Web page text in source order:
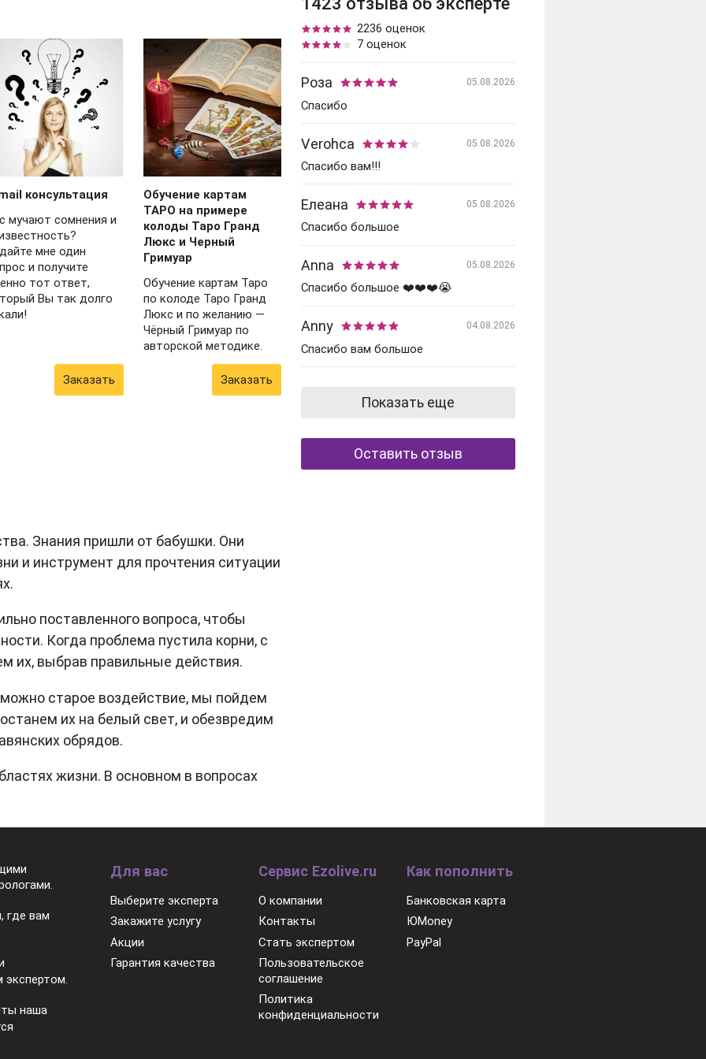
консультация
мучают сомнения и
мне один
и получите
тот ответ,
Вы так долго
Заказать
Обучение картам
ТАРО на примере
колоды Таро Гранд
Люкс и Черный
Гримуар
Обучение картам Таро
по колоде Таро Гранд
Люкс и по желанию —
Чёрный Гримуар по
авторской методике.
Заказать
Знания пришли от бабушки. Они
и инструмент для прочтения ситуации
поставленного вопроса, чтобы
Когда проблема пустила корни, с
их, выбрав правильные действия.
старое воздействие, мы пойдем
их на белый свет, и обезвредим
обрядов.
жизни. В основном в вопросах
2236 оценок
7 оценок
Роза 05.08.2026
Спасибо
Verohca 05.08.2026
Спасибо вам!!!
Елеана 05.08.2026
Спасибо большое
Anna 05.08.2026
Спасибо большое ❤️❤️❤️😭
Anny 04.08.2026
Спасибо вам большое
Показать еще
Оставить отзыв
где вам
экспертом.
наша
Для вас
Выберите эксперта
Закажите услугу
Акции
Гарантия качества
Сервис Ezolive.ru
О компании
Контакты
Стать экспертом
Пользовательское
соглашение
Политика
конфиденциальности
Как пополнить
Банковская карта
ЮMoney
PayPal